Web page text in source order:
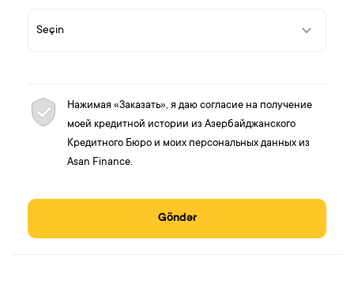
Нажимая «Заказать», я даю согласие на получение
моей кредитной истории из Азербайджанского
Кредитного Бюро и моих персональных данных из
Asan Finance.
Göndər